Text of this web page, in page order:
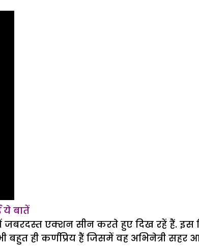
ये बातें
जबरदस्त एक्शन सीन करते हुए दिख रहें हैं.
ही कर्णप्रिय हैं जिसमें वह अभिनेत्री सहर